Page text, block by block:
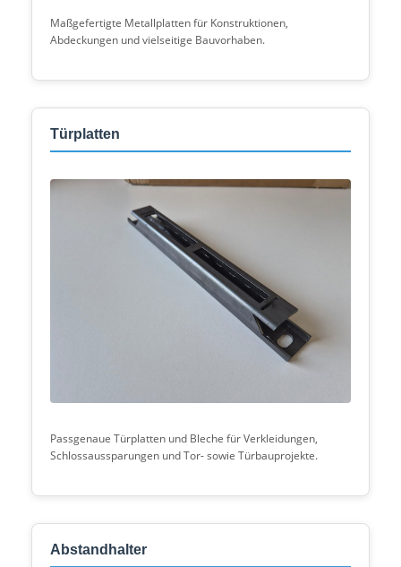
Maßgefertigte Metallplatten für Konstruktionen,
Abdeckungen und vielseitige Bauvorhaben.
Türplatten
Passgenaue Türplatten und Bleche für Verkleidungen,
Schlossaussparungen und Tor- sowie Türbauprojekte.
Abstandhalter